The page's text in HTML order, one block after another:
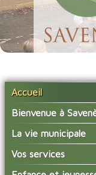
Accueil
Bienvenue à
Situer Savenès
Savenès en chiffre
L'histoire du village
La vie municipale
Vos élus
Les compte-rendus
Vos services
La mairie